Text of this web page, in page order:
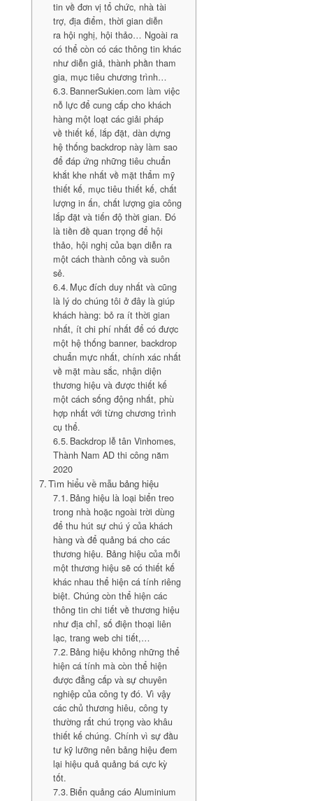
tin về đơn vị tổ chức, nhà tài
trợ, địa điểm, thời gian diễn
ra hội nghị, hội thảo… Ngoài ra
có thể còn có các thông tin khác
như diễn giả, thành phần tham
gia, mục tiêu chương trình…
BannerSukien.com làm việc
nỗ lực để cung cấp cho khách
hàng một loạt các giải pháp
về thiết kế, lắp đặt, dàn dựng
hệ thống backdrop này làm sao
để đáp ứng những tiêu chuẩn
khắt khe nhất về mặt thẩm mỹ
thiết kế, mục tiêu thiết kế, chất
lượng in ấn, chất lượng gia công
lắp đặt và tiến độ thời gian. Đó
là tiền đề quan trọng để hội
thảo, hội nghị của bạn diễn ra
một cách thành công và suôn
sẻ.
Mục đích duy nhất và cũng
là lý do chúng tôi ở đây là giúp
khách hàng: bỏ ra ít thời gian
nhất, ít chi phí nhất để có được
một hệ thống banner, backdrop
chuẩn mực nhất, chính xác nhất
về mặt màu sắc, nhận diện
thương hiệu và được thiết kế
một cách sống động nhất, phù
hợp nhất với từng chương trình
cụ thể.
Backdrop lễ tân Vinhomes,
Thành Nam AD thi công năm
2020
Tìm hiểu về mẫu bảng hiệu
Bảng hiệu là loại biển treo
trong nhà hoặc ngoài trời dùng
để thu hút sự chú ý của khách
hàng và để quảng bá cho các
thương hiệu. Bảng hiệu của mỗi
một thương hiệu sẽ có thiết kế
khác nhau thể hiện cá tính riêng
biệt. Chúng còn thể hiện các
thông tin chi tiết về thương hiệu
như địa chỉ, số điện thoại liên
lạc, trang web chi tiết,…
Bảng hiệu không những thể
hiện cá tính mà còn thể hiện
được đẳng cấp và sự chuyên
nghiệp của công ty đó. Vì vậy
các chủ thương hiêu, công ty
thường rất chú trọng vào khâu
thiết kế chúng. Chính vì sự đầu
tư kỹ lưỡng nên bảng hiệu đem
lại hiệu quả quảng bá cực kỳ
tốt.
Biển quảng cáo Aluminium